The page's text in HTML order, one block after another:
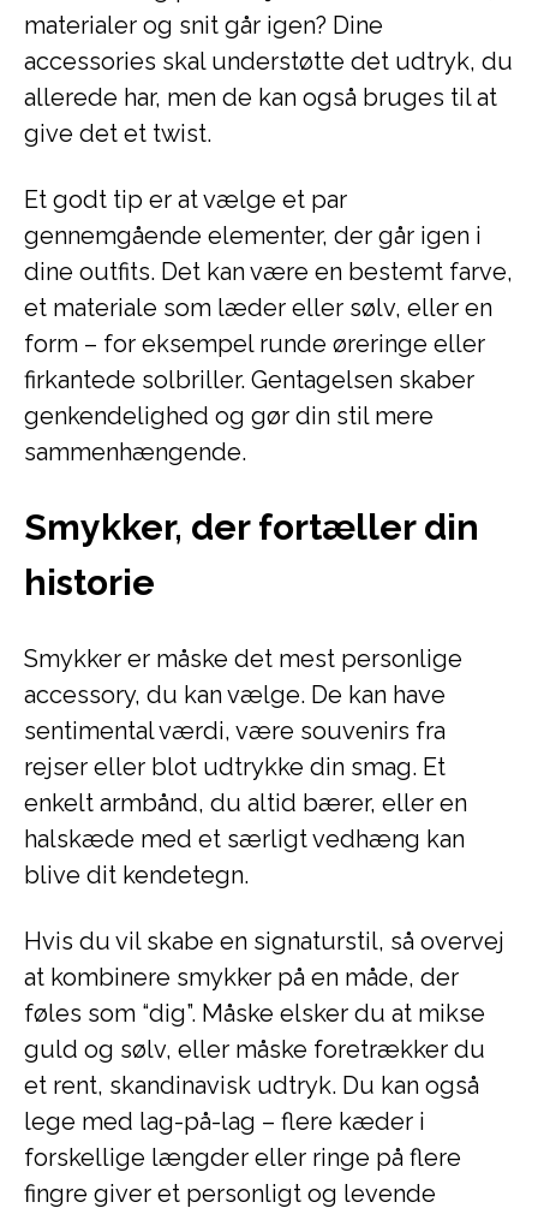
materialer og snit går igen? Dine
accessories skal understøtte det udtryk, du
allerede har, men de kan også bruges til at
give det et twist.
Et godt tip er at vælge et par
gennemgående elementer, der går igen i
dine outfits. Det kan være en bestemt farve,
et materiale som læder eller sølv, eller en
form – for eksempel runde øreringe eller
firkantede solbriller. Gentagelsen skaber
genkendelighed og gør din stil mere
sammenhængende.
Smykker, der fortæller din
historie
Smykker er måske det mest personlige
accessory, du kan vælge. De kan have
sentimental værdi, være souvenirs fra
rejser eller blot udtrykke din smag. Et
enkelt armbånd, du altid bærer, eller en
halskæde med et særligt vedhæng kan
blive dit kendetegn.
Hvis du vil skabe en signaturstil, så overvej
at kombinere smykker på en måde, der
føles som “dig”. Måske elsker du at mikse
guld og sølv, eller måske foretrækker du
et rent, skandinavisk udtryk. Du kan også
lege med lag-på-lag – flere kæder i
forskellige længder eller ringe på flere
fingre giver et personligt og levende